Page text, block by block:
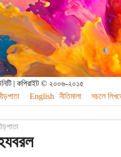
| কপিরাইট © ২০০৬-২০১৫
English নীতিমালা সচলে